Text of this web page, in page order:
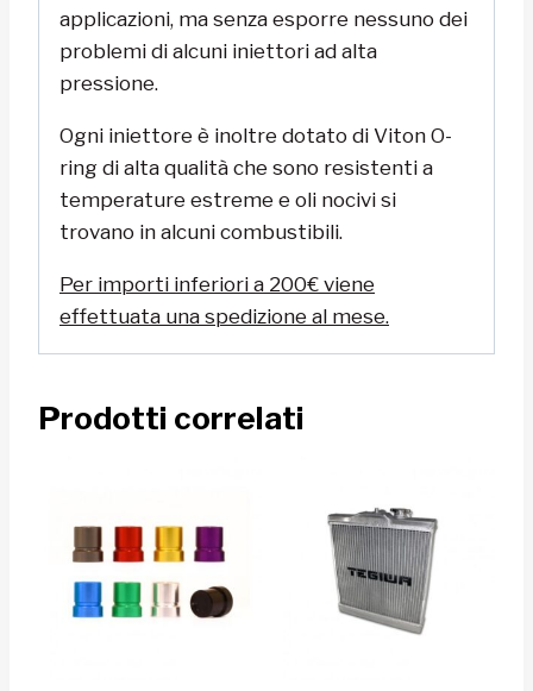
applicazioni, ma senza esporre nessuno dei
problemi di alcuni iniettori ad alta
pressione.
Ogni iniettore è inoltre dotato di Viton O-
ring di alta qualità che sono resistenti a
temperature estreme e oli nocivi si
trovano in alcuni combustibili.
Per importi inferiori a 200€ viene
effettuata una spedizione al mese.
Prodotti correlati